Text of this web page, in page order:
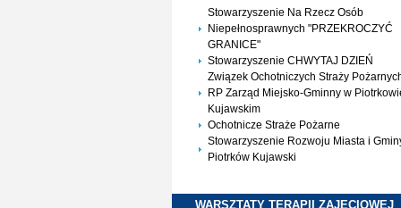
Stowarzyszenie Na Rzecz Osób
Niepełnosprawnych "PRZEKROCZYĆ
GRANICE"
Stowarzyszenie CHWYTAJ DZIEŃ
Związek Ochotniczych Straży
RP Zarząd Miejsko-Gminny w
Kujawskim
Ochotnicze Straże Pożarne
Stowarzyszenie Rozwoju Miasta i
Piotrków Kujawski
WARSZTATY TERAPII ZAJĘCIOWEJ